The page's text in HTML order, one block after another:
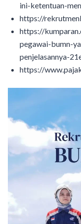
ini-ketentuan-
https://
https://
pegawai-bumn-
penjelasannya-
https://